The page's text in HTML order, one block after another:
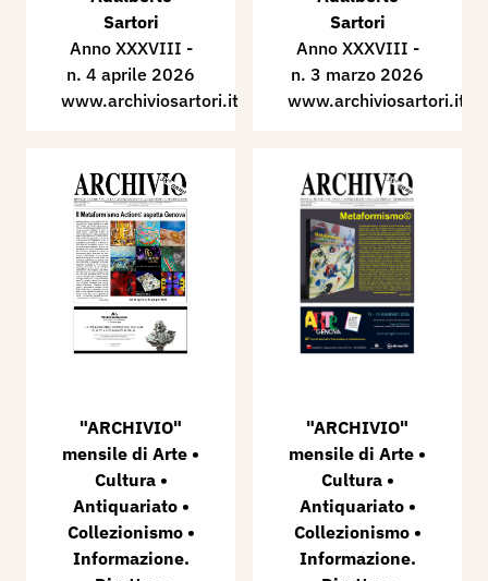
Sartori
Anno XXXVIII -
n. 4 aprile 2026
www.archiviosartori.it
Sartori
Anno XXXVIII -
n. 3 marzo 2026
www.archiviosartori.it
"ARCHIVIO"
mensile di Arte •
Cultura •
Antiquariato •
Collezionismo •
Informazione.
"ARCHIVIO"
mensile di Arte •
Cultura •
Antiquariato •
Collezionismo •
Informazione.